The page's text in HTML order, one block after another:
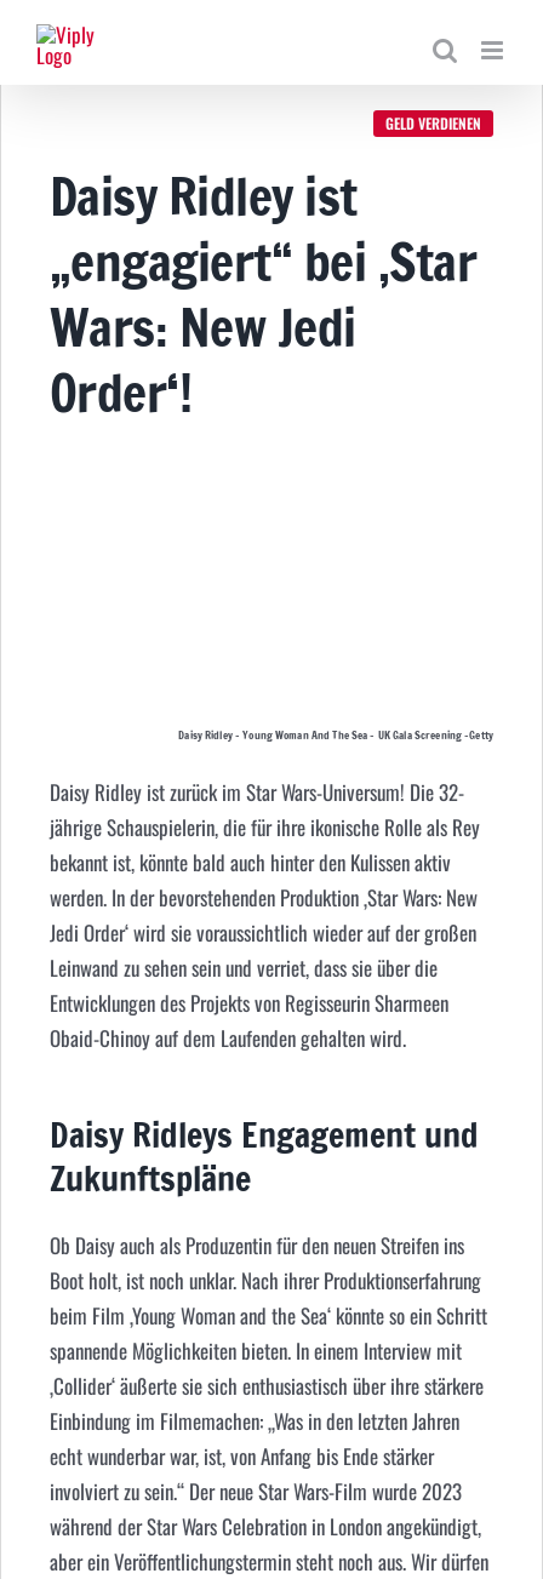
Inhalt
springen
GELD VERDIENEN
Daisy Ridley ist
„engagiert“ bei ‚Star
Wars: New Jedi
Order‘!
Daisy Ridley – Young Woman And The Sea – UK Gala Screening -Getty
Daisy Ridley ist zurück im Star Wars-Universum! Die 32-
jährige Schauspielerin, die für ihre ikonische Rolle als Rey
bekannt ist, könnte bald auch hinter den Kulissen aktiv
werden. In der bevorstehenden Produktion ‚Star Wars: New
Jedi Order‘ wird sie voraussichtlich wieder auf der großen
Leinwand zu sehen sein und verriet, dass sie über die
Entwicklungen des Projekts von Regisseurin Sharmeen
Obaid-Chinoy auf dem Laufenden gehalten wird.
Daisy Ridleys Engagement und
Zukunftspläne
Ob Daisy auch als Produzentin für den neuen Streifen ins
Boot holt, ist noch unklar. Nach ihrer Produktionserfahrung
beim Film ‚Young Woman and the Sea‘ könnte so ein Schritt
spannende Möglichkeiten bieten. In einem Interview mit
‚Collider‘ äußerte sie sich enthusiastisch über ihre stärkere
Einbindung im Filmemachen: „Was in den letzten Jahren
echt wunderbar war, ist, von Anfang bis Ende stärker
involviert zu sein.“ Der neue Star Wars-Film wurde 2023
während der Star Wars Celebration in London angekündigt,
aber ein Veröffentlichungstermin steht noch aus. Wir dürfen